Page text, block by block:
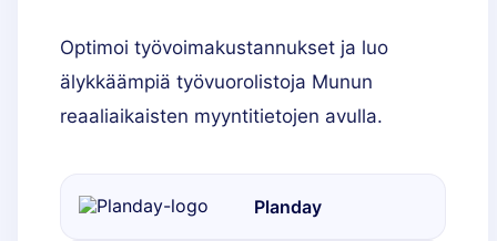
Optimoi työvoimakustannukset ja luo
älykkäämpiä työvuorolistoja Munun
reaaliaikaisten myyntitietojen avulla.
Planday